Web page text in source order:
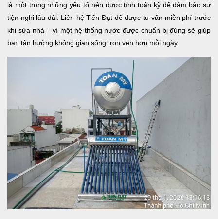
là một trong những yếu tố nên được tính toán kỹ để đảm bảo sự
tiện nghi lâu dài. Liên hệ Tiến Đạt để được tư vấn miễn phí trước
khi sửa nhà – vì một hệ thống nước được chuẩn bị đúng sẽ giúp
bạn tận hưởng không gian sống trọn vẹn hơn mỗi ngày.